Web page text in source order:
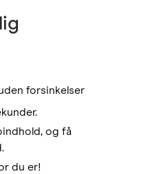
forsinkelser
og få
du er!